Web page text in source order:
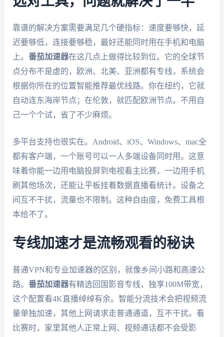
靠谱的解决方案需要满足几个硬指标：速度要够快，延
迟要够低，连接要够稳，最好还能同时用在手机和电脑
上。 番茄加速器在这几点上做得比较到位。它的全球节
点分布不是虚的，欧洲、北美、亚洲都有专线，系统会
根据你所在的位置智能推荐最优线路。你在纽约，它就
自动连东海岸节点；在伦敦，就匹配欧洲节点。不用自
己一个个试，省了不少麻烦。
多平台支持也很实在。Android、iOS、Windows、mac全
都有客户端，一个账号可以一人多端设备同时用。这意
味着你能一边用电脑投屏到电视看主比赛，一边用手机
刷其他场次，还能让平板挂着数据直播看统计。设备之
间互不干扰，流量也不限制。这种自由度，免费工具根
本给不了。
专线加速才是流畅观看的秘诀
普通VPN和专业加速器的区别，就像乡间小路和高速公
路。 番茄加速器有精选回国影音专线，独享100M带宽，
这个配置看4K直播绰绰有余。智能分流技术会把视频流
量单独加速，其他上网请求走普通通道，互不干扰。看
比赛时，家里其他人正常上网、视频通话都不会受影